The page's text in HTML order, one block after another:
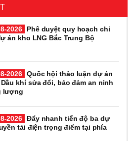
2026
Phê duyệt quy hoạch chi
án kho LNG Bắc Trung Bộ
2026 Quốc hội thảo luận dự án
khí sửa đổi, bảo đảm an ninh
lượng
2026 Đẩy nhanh tiến độ ba dự
tải điện trọng điểm tại phía